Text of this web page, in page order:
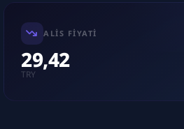
ALIS FIYATI
29,42
TRY